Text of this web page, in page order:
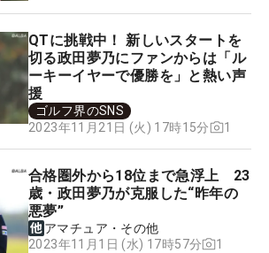
QTに挑戦中！ 新しいスタートを
切る政田夢乃にファンからは「ル
ーキーイヤーで優勝を」と熱い声
援
ゴルフ界のSNS
2023年11月21日 (火) 17時15分
1
合格圏外から18位まで急浮上 23
歳・政田夢乃が克服した“昨年の
悪夢”
アマチュア・その他
2023年11月1日 (水) 17時57分
1